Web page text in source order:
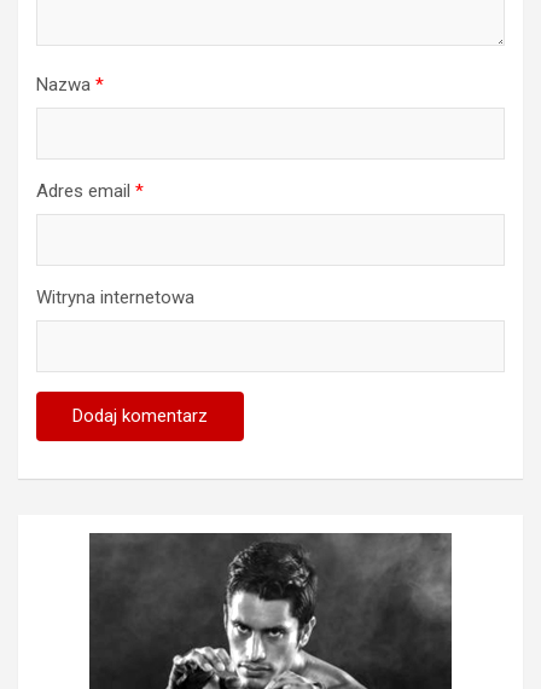
Nazwa *
Adres email *
Witryna internetowa